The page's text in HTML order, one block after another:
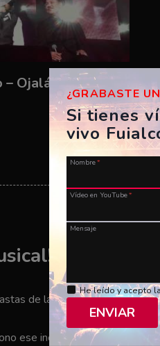
¡Envía tu
de la música y amantes
ese increíble momento en
¿GRABASTE
Si tienes
vivo
Nombre*
Vídeo en YouTube*
Mensaje
He leído y acepto
ENVIAR